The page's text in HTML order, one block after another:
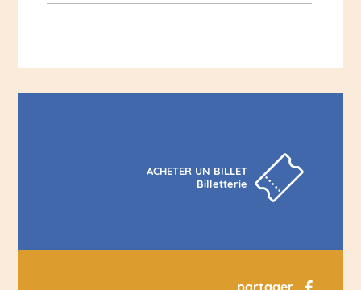
ACHETER UN BILLET
Billetterie
partager